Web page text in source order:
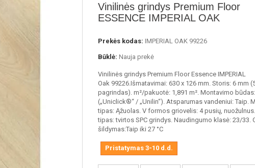
Vinilinės grindys Premium Floor
ESSENCE IMPERIAL OAK
Prekės kodas: IMPERIAL OAK 99226
Būklė: Nauja prekė
Vinilinės grindys Premium Floor Essence IMPERIAL
Oak 99226.Išmatavimai: 630 x 126 mm. Storis: 6 mm
pagrindas). m²/pakuotė: 1,891 m². Montavimo būdas:
(„Uniclick®“ / „Unilin“). Atsparumas vandeniui: Taip.
tipas: Ąžuolas. V formos griovelis: 4 pusių,
tipas: tvirtos SPC grindys. Naudingumo klasė: 23/33.
šildymas:Taip ​​iki 27 °C
Pristatymas 3-10 d.d.